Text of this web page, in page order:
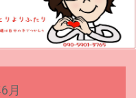
月